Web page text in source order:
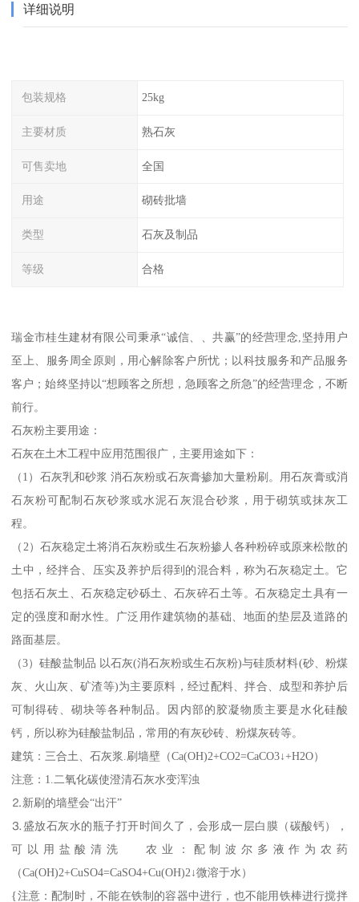
详细说明
包装规格 25kg
主要材质 熟石灰
可售卖地 全国
用途 砌砖批墙
类型 石灰及制品
等级 合格
瑞金市桂生建材有限公司秉承“诚信、、共赢”的经营理念,坚持用户
至上、服务周全原则，用心解除客户所忧；以科技服务和产品服务
客户；始终坚持以“想顾客之所想，急顾客之所急”的经营理念，不断
前行。
石灰粉主要用途：
石灰在土木工程中应用范围很广，主要用途如下：
（1）石灰乳和砂浆 消石灰粉或石灰膏掺加大量粉刷。用石灰膏或消
石灰粉可配制石灰砂浆或水泥石灰混合砂浆，用于砌筑或抹灰工
程。
（2）石灰稳定土将消石灰粉或生石灰粉掺人各种粉碎或原来松散的
土中，经拌合、压实及养护后得到的混合料，称为石灰稳定土。它
包括石灰土、石灰稳定砂砾土、石灰碎石土等。石灰稳定土具有一
定的强度和耐水性。广泛用作建筑物的基础、地面的垫层及道路的
路面基层。
（3）硅酸盐制品 以石灰(消石灰粉或生石灰粉)与硅质材料(砂、粉煤
灰、火山灰、矿渣等)为主要原料，经过配料、拌合、成型和养护后
可制得砖、砌块等各种制品。因内部的胶凝物质主要是水化硅酸
钙，所以称为硅酸盐制品，常用的有灰砂砖、粉煤灰砖等。
建筑：三合土、石灰浆.刷墙壁（Ca(OH)2+CO2=CaCO3↓+H2O）
注意：1.二氧化碳使澄清石灰水变浑浊
⒉新刷的墙壁会“出汗”
⒊盛放石灰水的瓶子打开时间久了，会形成一层白膜（碳酸钙），
可以用盐酸清洗 农业：配制波尔多液作为农药
（Ca(OH)2+CuSO4=CaSO4+Cu(OH)2↓微溶于水）
{注意：配制时，不能在铁制的容器中进行，也不能用铁棒进行搅拌